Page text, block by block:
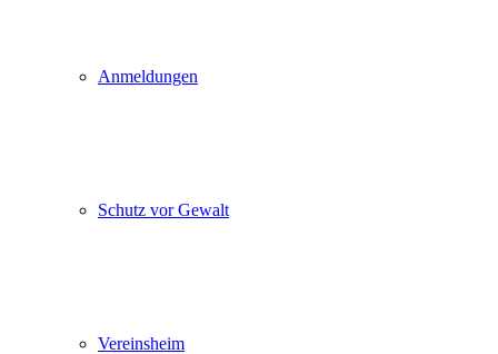
Anmeldungen
Schutz vor Gewalt
Vereinsheim